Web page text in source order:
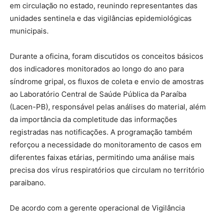
em circulação no estado, reunindo representantes das
unidades sentinela e das vigilâncias epidemiológicas
municipais.
Durante a oficina, foram discutidos os conceitos básicos
dos indicadores monitorados ao longo do ano para
síndrome gripal, os fluxos de coleta e envio de amostras
ao Laboratório Central de Saúde Pública da Paraíba
(Lacen-PB), responsável pelas análises do material, além
da importância da completitude das informações
registradas nas notificações. A programação também
reforçou a necessidade do monitoramento de casos em
diferentes faixas etárias, permitindo uma análise mais
precisa dos vírus respiratórios que circulam no território
paraibano.
De acordo com a gerente operacional de Vigilância